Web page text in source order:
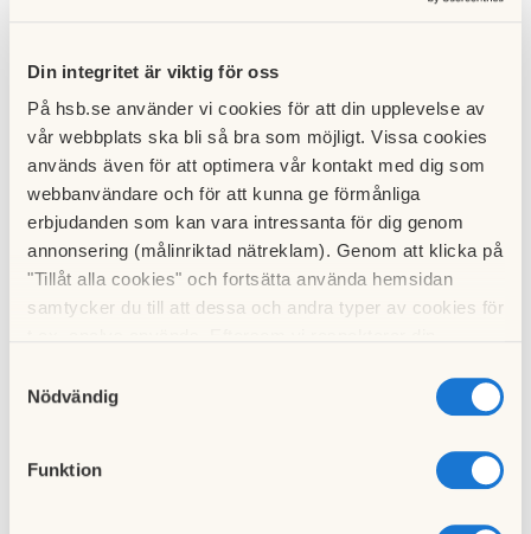
Din integritet är viktig för oss
På hsb.se använder vi cookies för att din upplevelse av
vår webbplats ska bli så bra som möjligt. Vissa cookies
används även för att optimera vår kontakt med dig som
webbanvändare och för att kunna ge förmånliga
erbjudanden som kan vara intressanta för dig genom
annonsering (målinriktad nätreklam). Genom att klicka på
"Tillåt alla cookies" och fortsätta använda hemsidan
samtycker du till att dessa och andra typer av cookies för
cookies och välja att endast tillåta ett urval.
Nödvändig
Funktion
Kort beskrivning av verksamheten (vad är det ni gör,
värderingar och mål, vilka är deltagare/utövare):
Ansökt belopp
Tidsram
Längre än 1 år
HSBs profileringsmöjligheter och nytta för HSBs